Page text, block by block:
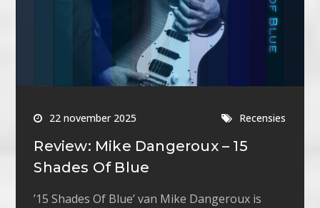
22 november 2025 Recensies
Review: Mike Dangeroux – 15
Shades Of Blue
’15 Shades Of Blue’ van Mike Dangeroux is